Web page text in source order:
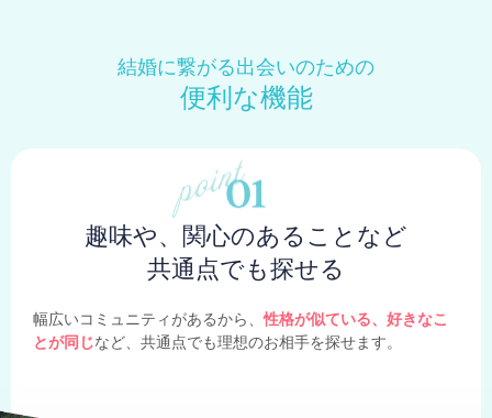
結婚に繋がる出会いのための
便利な機能
趣味や、関心のあることなど
共通点でも探せる
幅広いコミュニティがあるから、性格が似ている、好きなこ
とが同じなど、共通点でも理想のお相手を探せます。